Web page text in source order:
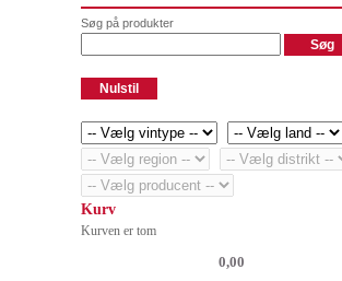
Søg på produkter
Kurv
Kurven er tom
0,00